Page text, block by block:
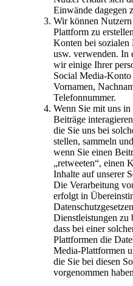
Einwände dagegen
Wir können
Plattform zu
Konten bei
usw. verwenden. In
wir einige Ihrer
Social Media-
Vornamen,
Telefonnummer.
Wenn Sie mit uns
Beiträge
die Sie uns bei
stellen, sammeln
wenn Sie einen
„retweeten“, einen
Inhalte auf unserer
Die Verarbeitung
erfolgt in
Dienstleistungen zu
dass bei einer
Plattformen die
Media-Plattformen
die Sie bei diesen
vorgenommen